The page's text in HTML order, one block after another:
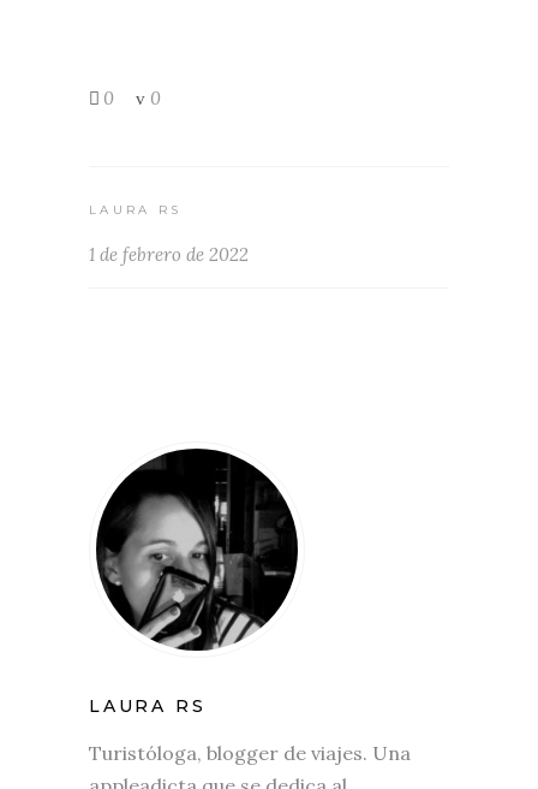
0 0
LAURA RS
1 de febrero de 2022
LAURA RS
Turistóloga, blogger de viajes. Una